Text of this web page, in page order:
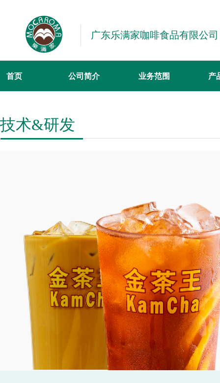
广东乐满家咖啡食品有限公司
首页 公司简介 业务范围 产
技术&研发